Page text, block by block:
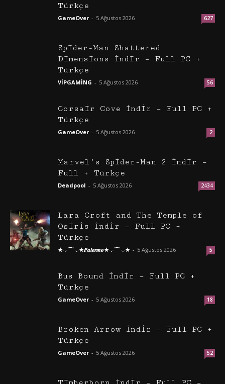
Türkçe
GameOver - 5 Ağustos 2026 627
Spider-Man Shattered
Dimensions İndir – Full PC +
Türkçe
VİPGAMİNG - 5 Ağustos 2026 56
Corsair Cove İndir – Full PC +
Türkçe
GameOver - 5 Ağustos 2026 2
Marvel’s Spider-Man 2 İndir –
Full + Türkçe
Deadpool - 5 Ağustos 2026 2434
Lara Croft and The Temple of
Osiris İndir – Full PC +
Türkçe
★·.·´¯`·.·★𝑷𝒂𝒍𝒆𝒓𝒎𝒐★·.·´¯`·.·★ - 5 Ağustos 2026 5
Bus Bound İndir – Full PC +
Türkçe
GameOver - 5 Ağustos 2026 18
Broken Arrow İndir – Full PC +
Türkçe
GameOver - 5 Ağustos 2026 52